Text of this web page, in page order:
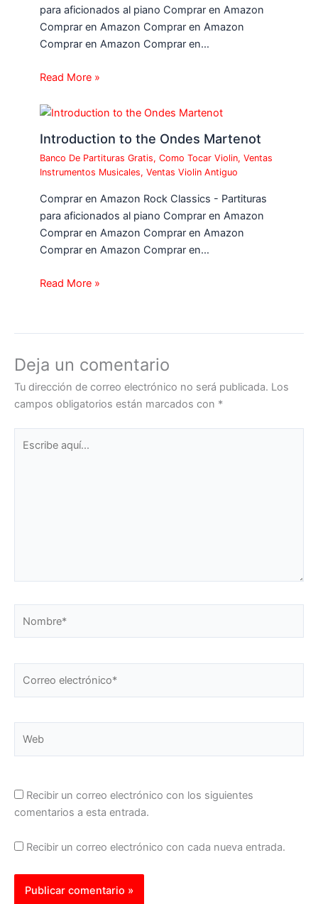
para aficionados al piano Comprar en Amazon
Comprar en Amazon Comprar en Amazon
Comprar en Amazon Comprar en…
Read More »
Introduction to the Ondes Martenot
Banco De Partituras Gratis,Como Tocar Violin,Ventas
Instrumentos Musicales,Ventas Violin Antiguo
Comprar en Amazon Rock Classics - Partituras
para aficionados al piano Comprar en Amazon
Comprar en Amazon Comprar en Amazon
Comprar en Amazon Comprar en…
Read More »
Deja un comentario
Tu dirección de correo electrónico no será publicada. Los
campos obligatorios están marcados con *
aquí...
electrónico*
Recibir un correo electrónico con los siguientes
comentarios a esta entrada.
Recibir un correo electrónico con cada nueva entrada.